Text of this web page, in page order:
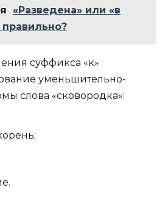
«Разведена» или «в
правильно?
суффикса «к»
уменьшительно-
слова «сковородка»: